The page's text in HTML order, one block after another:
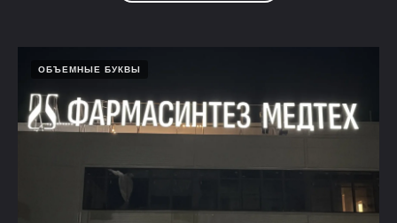
ОБЪЕМНЫЕ БУКВЫ